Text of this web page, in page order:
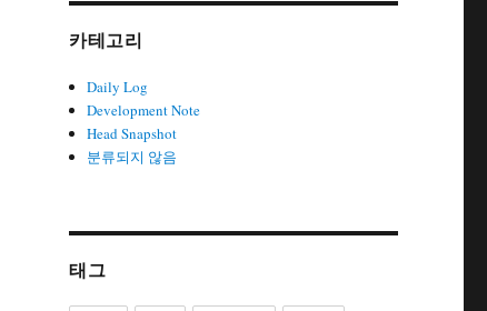
카테고리
Daily Log
Development Note
Head Snapshot
분류되지 않음
태그